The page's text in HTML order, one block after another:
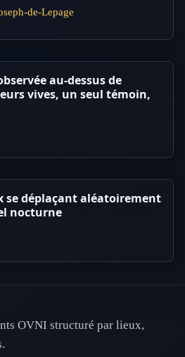
de-Lepage
au-dessus de
vives, un seul témoin,
se déplaçant aléatoirement
nocturne
OVNI structuré par lieux,